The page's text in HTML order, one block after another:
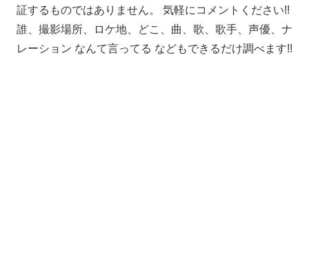
証するものではありません。 気軽にコメントください!!
誰、撮影場所、ロケ地、どこ、曲、歌、歌手、声優、ナ
レーション なんて言ってる などもできるだけ調べます!!